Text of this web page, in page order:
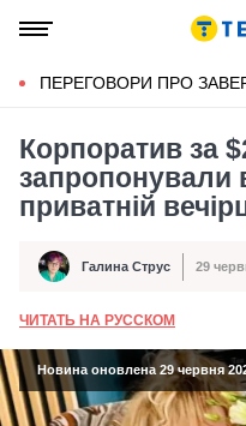
ПЕРЕГОВОРИ ПРО
Корпоратив за
запропонували
приватній
Автор Галина Струс
Дата публікації 29
ЧИТАТЬ НА РУССКОМ
Новина оновлена 29 червня